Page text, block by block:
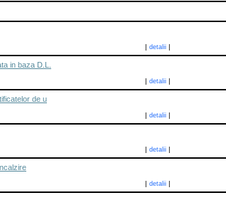
| detalii |
in baza D.L.
| detalii |
de u
| detalii |
| detalii |
| detalii |